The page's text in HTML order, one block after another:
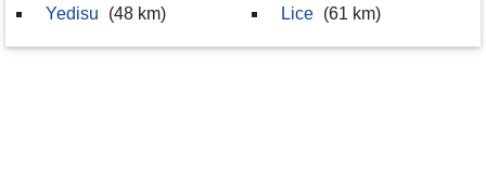
Yedisu (48 km) Lice (61 km)